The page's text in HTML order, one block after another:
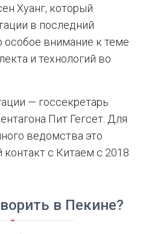
Хуанг, который
в последний
особое внимание к теме
и технологий во
— госсекретарь
Пит Гегсет. Для
ведомства это
с Китаем с 2018
в Пекине?